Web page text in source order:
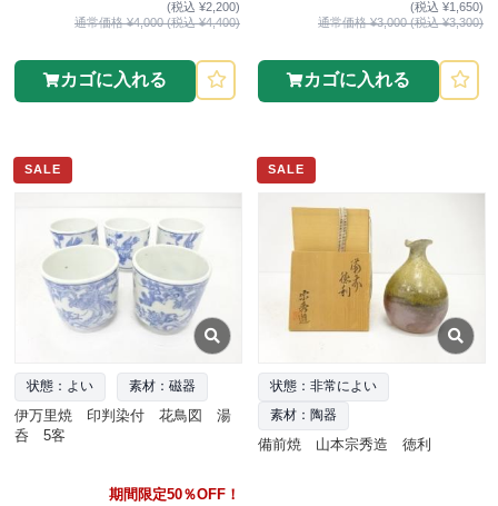
(税込 ¥2,200)
通常価格 ¥4,000 (税込 ¥4,400)
カゴに入れる
(税込 ¥1,650)
通常価格 ¥3,000 (税込 ¥3,300)
カゴに入れる
SALE
状態：よい 素材：磁器
伊万里焼 印判染付 花鳥図 湯
呑 5客
期間限定50％OFF！
SALE
状態：非常によい
素材：陶器
備前焼 山本宗秀造 徳利